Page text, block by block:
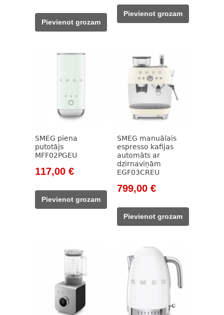
was:
164,00 €.
144,00 €.
Pievienot grozam
was:
171,00 €.
149,00 €.
Pievienot grozam
SMEG piena
putotājs
MFF02PGEU
Original
was:
133,00 €.
117,00 €Current
117,00 €.
Pievienot grozam
SMEG manuālais
espresso kafijas
automāts ar
dzirnaviņām
EGF03CREU
Original
was:
911,00 €.
799,00 €Current
799,00 €.
Pievienot grozam